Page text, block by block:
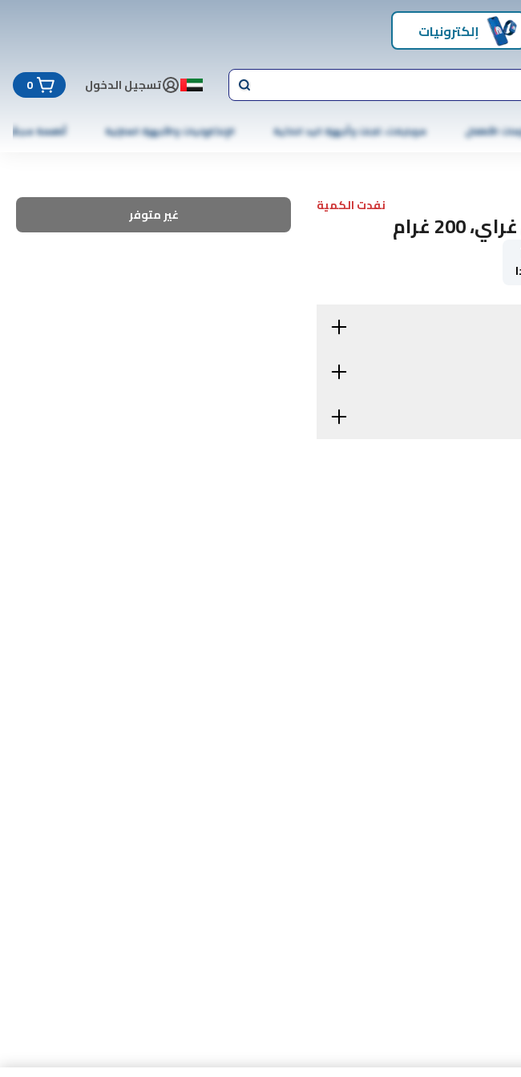
إلكترونيات
تسجيل الدخول 0
الأطفال موبايلات، تابلت وأجهزة اليد الذكية الإلكترونيات والأجهزة المنزلية أطعمة مجمّدة
نفدت الكمية
غرام غير متوفر